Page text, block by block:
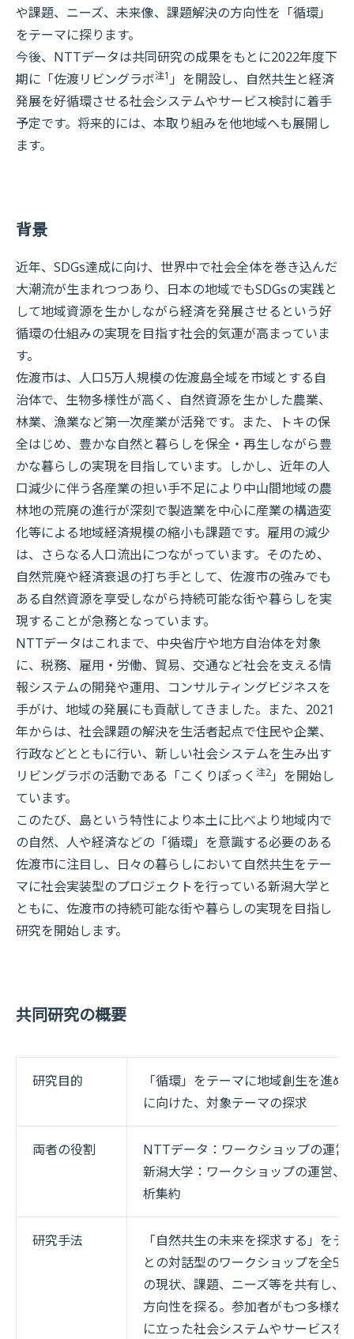
や課題、ニーズ、未来像、課題解決の方向性を「循環」
をテーマに探ります。
今後、NTTデータは共同研究の成果をもとに2022年度下
期に「佐渡リビングラボ注1 」を開設し、自然共生と経済
発展を好循環させる社会システムやサービス検討に着手
予定です。将来的には、本取り組みを他地域へも展開し
ます。
背景
近年、SDGs達成に向け、世界中で社会全体を巻き込んだ
大潮流が生まれつつあり、日本の地域でもSDGsの実践と
して地域資源を生かしながら経済を発展させるという好
循環の仕組みの実現を目指す社会的気運が高まっていま
す。
佐渡市は、人口5万人規模の佐渡島全域を市域とする自
治体で、生物多様性が高く、自然資源を生かした農業、
林業、漁業など第一次産業が活発です。また、トキの保
全はじめ、豊かな自然と暮らしを保全・再生しながら豊
かな暮らしの実現を目指しています。しかし、近年の人
口減少に伴う各産業の担い手不足により中山間地域の農
林地の荒廃の進行が深刻で製造業を中心に産業の構造変
化等による地域経済規模の縮小も課題です。雇用の減少
は、さらなる人口流出につながっています。そのため、
自然荒廃や経済衰退の打ち手として、佐渡市の強みでも
ある自然資源を享受しながら持続可能な街や暮らしを実
現することが急務となっています。
NTTデータはこれまで、中央省庁や地方自治体を対象
に、税務、雇用・労働、貿易、交通など社会を支える情
報システムの開発や運用、コンサルティングビジネスを
手がけ、地域の発展にも貢献してきました。また、2021
年からは、社会課題の解決を生活者起点で住民や企業、
行政などとともに行い、新しい社会システムを生み出す
リビングラボの活動である「こくりぽっく 注2 」を開始し
ています。
このたび、島という特性により本土に比べより地域内で
の自然、人や経済などの「循環」を意識する必要のある
佐渡市に注目し、日々の暮らしにおいて自然共生をテー
マに社会実装型のプロジェクトを行っている新潟大学と
ともに、佐渡市の持続可能な街や暮らしの実現を目指し
研究を開始します。
共同研究の概要
研究目的
「循環」をテーマに地域創生を進
に向けた、対象テーマの探求
両者の役割
NTTデータ：ワークショップの運営
新潟大学：ワークショップの運営、
析集約
研究手法
「自然共生の未来を探求する」を
との対話型のワークショップを全5
の現状、課題、ニーズ等を共有し、
方向性を探る。参加者がもつ多様な
に立った社会システムやサービスを